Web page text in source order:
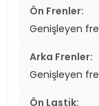
Ön Frenler:
Genişleyen
Arka Frenler:
Genişleyen
Ön Lastik: